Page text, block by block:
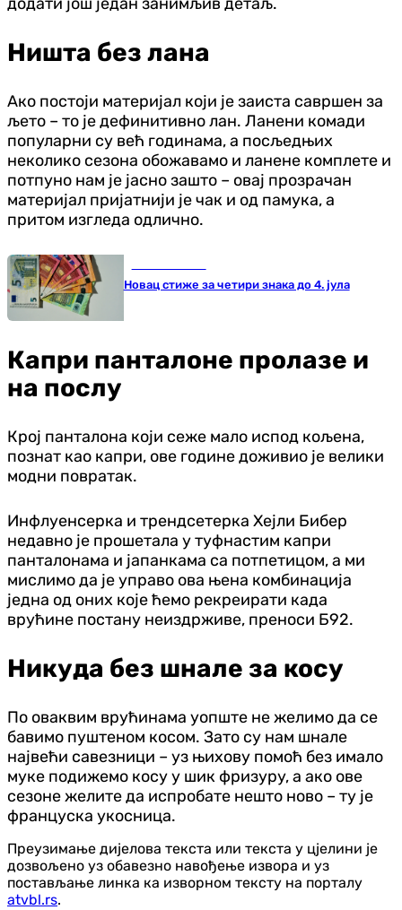
Ништа без лана
Ако постоји материјал који је заиста савршен за
љето – то је дефинитивно лан. Ланени комади
популарни су већ годинама, а посљедњих
неколико сезона обожавамо и ланене комплете и
потпуно нам је јасно зашто – овај прозрачан
материјал пријатнији је чак и од памука, а
притом изгледа одлично.
Новац стиже за четири знака до 4. јула
Капри панталоне пролазе и
на послу
Крој панталона који сеже мало испод кољена,
познат као капри, ове године доживио је велики
модни повратак.
Инфлуенсерка и трендсетерка Хејли Бибер
недавно је прошетала у туфнастим капри
панталонама и јапанкама са потпетицом, а ми
мислимо да је управо ова њена комбинација
једна од оних које ћемо рекреирати када
врућине постану неиздрживе, преноси Б92.
Никуда без шнале за косу
По оваквим врућинама уопште не желимо да се
бавимо пуштеном косом. Зато су нам шнале
највећи савезници – уз њихову помоћ без имало
муке подижемо косу у шик фризуру, а ако ове
сезоне желите да испробате нешто ново – ту је
француска укосница.
Преузимање дијелова текста или текста у цјелини је
дозвољено уз обавезно навођење извора и уз
постављање линка ка изворном тексту на порталу
atvbl.rs.